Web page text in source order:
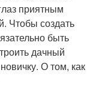
приятным
Чтобы создать
быть
дачный
О том, как